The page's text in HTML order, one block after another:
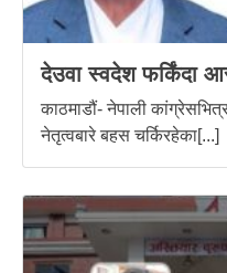
देउवा स्वदेश फर्किंदा
काठमाडौं- नेपाली
नेतृत्वबारे बहस चर्किरहेका[...]